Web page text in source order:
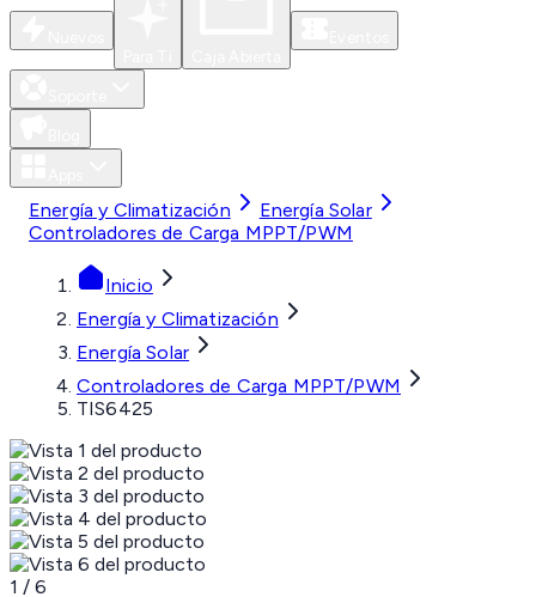
Energía y Climatización
Energía Solar
Controladores de Carga MPPT/PWM
Inicio
Energía y Climatización
Energía Solar
Controladores de Carga MPPT/PWM
TIS6425
1 / 6